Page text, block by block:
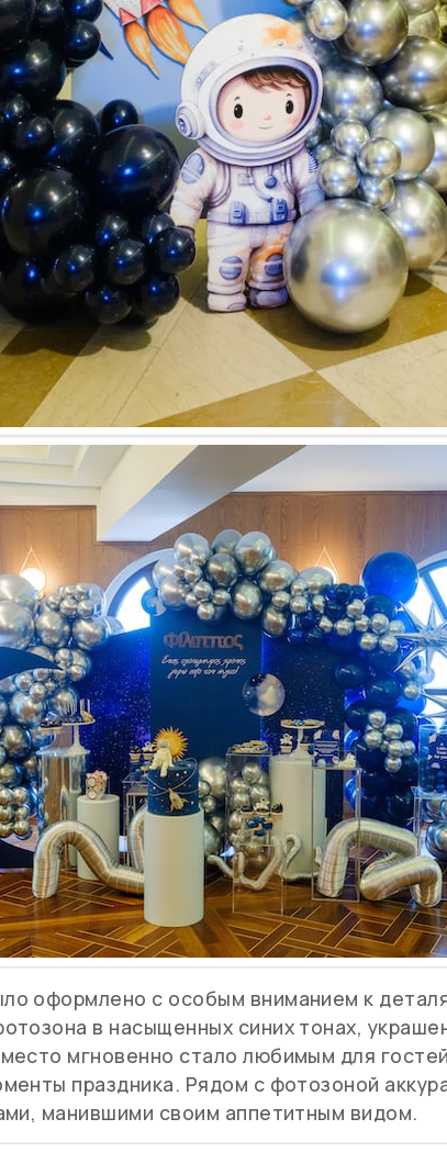
оформлено с особым вниманием к
в насыщенных синих тонах,
мгновенно стало любимым для
праздника. Рядом с фотозоной
манившими своим аппетитным видом.